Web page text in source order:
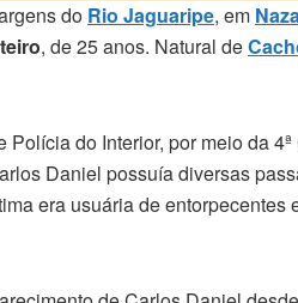
do Rio Jaguaripe, em
, de 25 anos. Natural de
Polícia do Interior, por meio da
Daniel possuía diversas
era usuária de entorpecentes